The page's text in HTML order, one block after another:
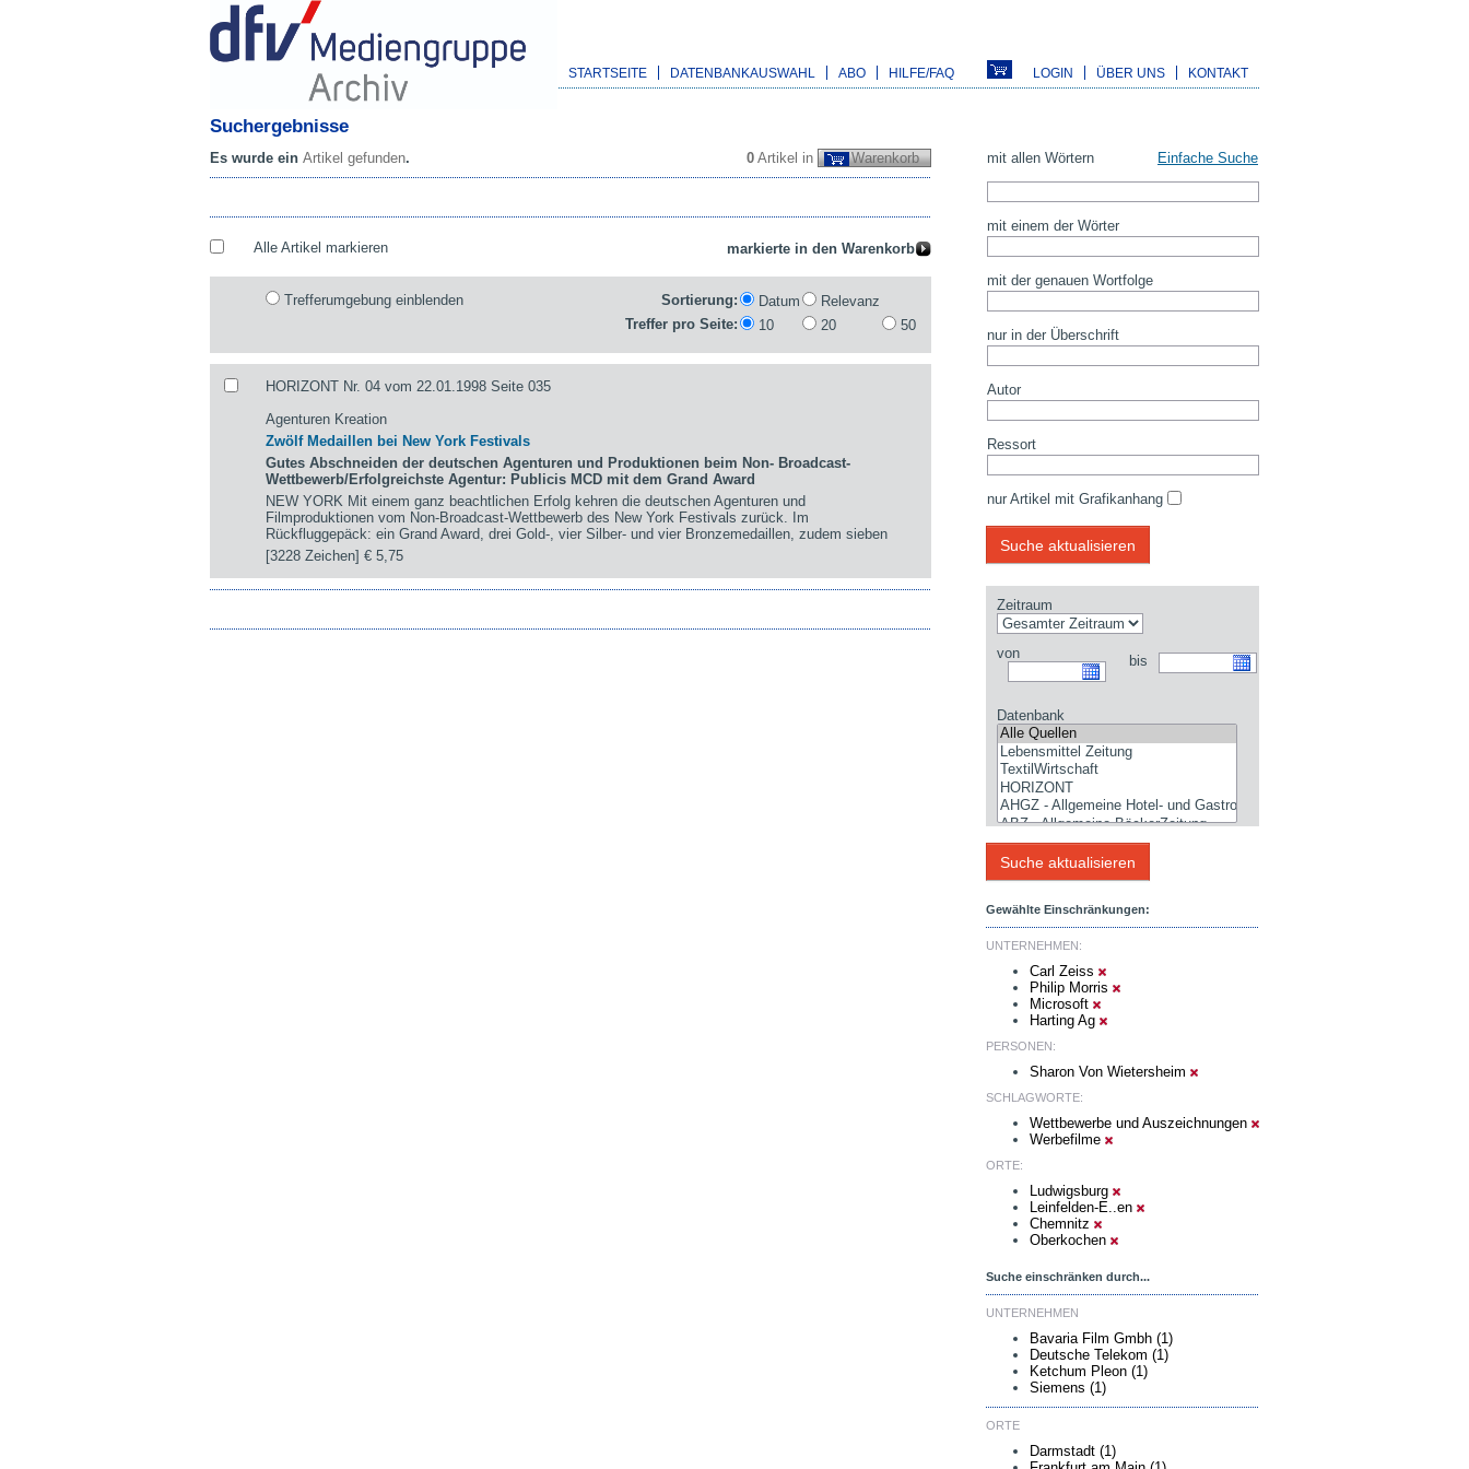
STARTSEITE DATENBANKAUSWAHL ABO HILFE/FAQ LOGIN ÜBER UNS KONTAKT
Suchergebnisse
0 Artikel in Warenkorb
Es wurde ein Artikel gefunden.
Alle Artikel markieren
Trefferumgebung einblenden Sortierung: Datum
Relevanz
Treffer pro Seite:
10 20 50
HORIZONT Nr. 04 vom 22.01.1998 Seite 035
Agenturen Kreation
Zwölf Medaillen bei New York Festivals
Gutes Abschneiden der deutschen Agenturen und Produktionen beim Non- Broadcast-
Wettbewerb/Erfolgreichste Agentur: Publicis MCD mit dem Grand Award
NEW YORK Mit einem ganz beachtlichen Erfolg kehren die deutschen Agenturen und
Filmproduktionen vom Non-Broadcast-Wettbewerb des New York Festivals zurück. Im
Rückfluggepäck: ein Grand Award, drei Gold-, vier Silber- und vier Bronzemedaillen, zudem sieben
[3228 Zeichen]€ 5,75
mit allen Wörtern Einfache Suche
mit einem der Wörter
mit der genauen Wortfolge
nur in der Überschrift
Autor
Ressort
nur Artikel mit Grafikanhang
Zeitraum
von bis
Datenbank
Gewählte Einschränkungen:
UNTERNEHMEN:
Carl Zeiss
Philip Morris
Microsoft
Harting Ag
PERSONEN:
Sharon Von Wietersheim
SCHLAGWORTE:
Wettbewerbe und Auszeichnungen
Werbefilme
ORTE:
Ludwigsburg
Leinfelden-E..en
Chemnitz
Oberkochen
Suche einschränken durch...
UNTERNEHMEN
Bavaria Film Gmbh (1)
Deutsche Telekom (1)
Ketchum Pleon (1)
Siemens (1)
ORTE
Darmstadt (1)